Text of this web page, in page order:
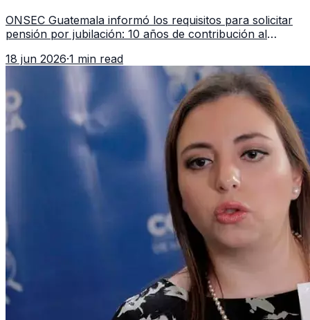
ONSEC Guatemala informó los requisitos para solicitar
pensión por jubilación: 10 años de contribución al
importar edad.
18 jun 2026·1 min read